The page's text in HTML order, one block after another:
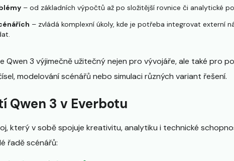
– od základních výpočtů až po složitější rovnice či analytické
– zvládá komplexní úkoly, kde je potřeba integrovat externí
Qwen 3 výjimečně užitečný nejen pro vývojáře, ale také pro
modelování scénářů nebo simulaci různých variant řešení.
Qwen 3 v Everbotu
který v sobě spojuje kreativitu, analytiku i technické
řadě scénářů: